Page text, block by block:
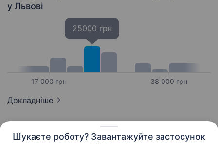
Шукаєте роботу? Завантажуйте застосунок
у Львові
17 000 грн
25000 грн
38 000 грн
Докладніше